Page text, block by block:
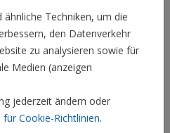
Techniken, um die
den Datenverkehr
zu analysieren sowie für
Medien (anzeigen
jederzeit ändern oder
für Cookie-Richtlinien.